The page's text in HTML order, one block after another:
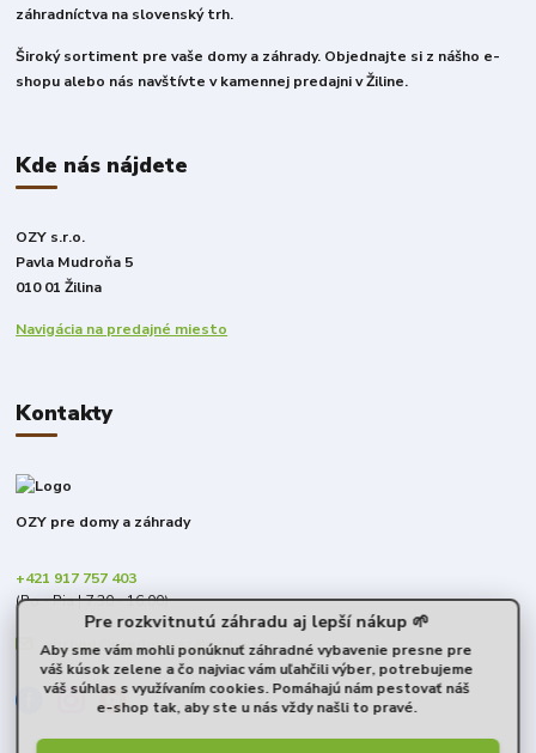
záhradníctva na slovenský trh.
Široký sortiment pre vaše domy a záhrady. Objednajte si z nášho e-
shopu alebo nás navštívte v kamennej predajni v Žiline.
Kde nás nájdete
OZY s.r.o.
Pavla Mudroňa 5
010 01 Žilina
Navigácia na predajné miesto
Kontakty
OZY pre domy a záhrady
+421 917 757 403
(Po - Pia | 7:30 - 16:00)
obchod@predomyazahrady.sk
Pre rozkvitnutú záhradu aj lepší nákup 🌱
Aby sme vám mohli ponúknuť záhradné vybavenie presne pre
váš kúsok zelene a čo najviac vám uľahčili výber, potrebujeme
váš súhlas s využívaním cookies. Pomáhajú nám pestovať náš
e-shop tak, aby ste u nás vždy našli to pravé.